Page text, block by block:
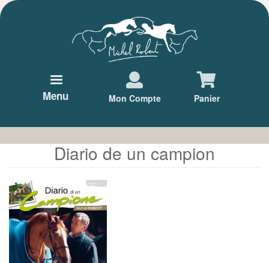
Aller
au
Panier
Mon Compte
Menu
Diario de un campion